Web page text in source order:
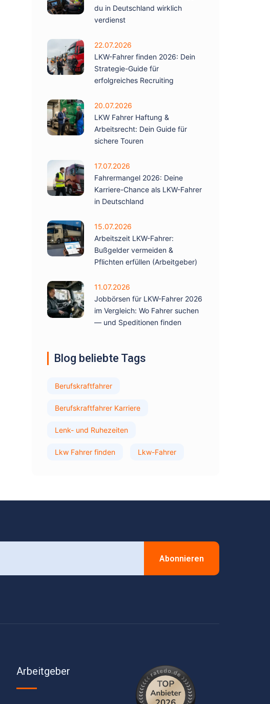
du in Deutschland wirklich
verdienst
22.07.2026
LKW-Fahrer finden 2026: Dein
Strategie-Guide für
erfolgreiches Recruiting
20.07.2026
LKW Fahrer Haftung &
Arbeitsrecht: Dein Guide für
sichere Touren
17.07.2026
Fahrermangel 2026: Deine
Karriere-Chance als LKW-Fahrer
in Deutschland
15.07.2026
Arbeitszeit LKW-Fahrer:
Bußgelder vermeiden &
Pflichten erfüllen (Arbeitgeber)
11.07.2026
Jobbörsen für LKW-Fahrer 2026
im Vergleich: Wo Fahrer suchen
— und Speditionen finden
Blog beliebte Tags
Berufskraftfahrer
Berufskraftfahrer Karriere
Lenk- und Ruhezeiten
Lkw Fahrer finden Lkw-Fahrer
Abonnieren
Arbeitgeber